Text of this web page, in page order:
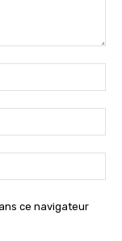
:*
:*
:
ce navigateur